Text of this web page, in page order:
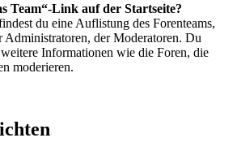
Team“-Link auf der Startseite?
du eine Auflistung des Forenteams,
Administratoren, der Moderatoren. Du
Informationen wie die Foren, die
moderieren.